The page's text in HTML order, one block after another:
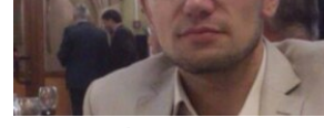
Русский
Українською